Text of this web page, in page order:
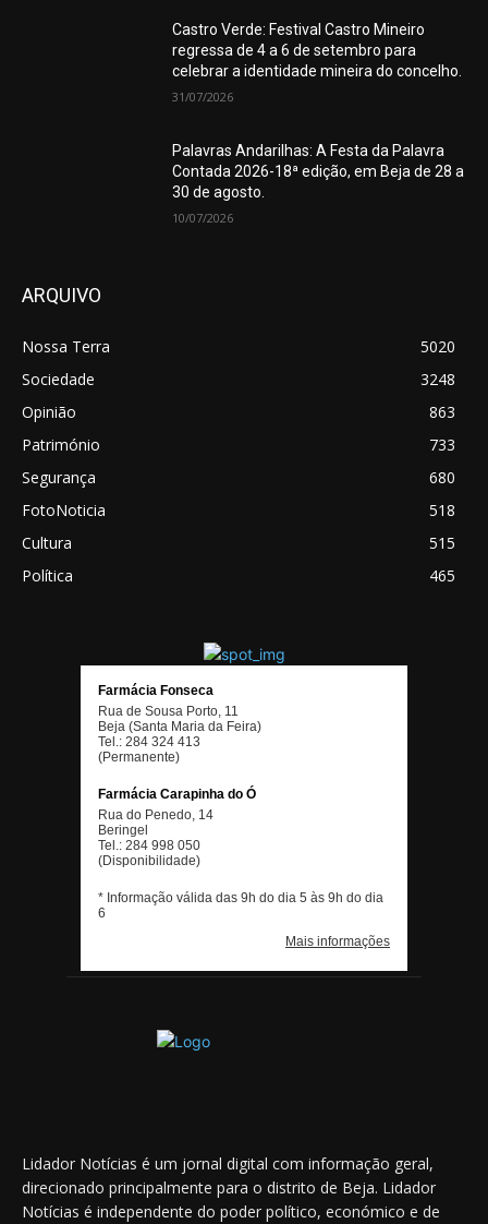
Castro Verde: Festival Castro Mineiro
regressa de 4 a 6 de setembro para
celebrar a identidade mineira do concelho.
31/07/2026
Palavras Andarilhas: A Festa da Palavra
Contada 2026-18ª edição, em Beja de 28 a
30 de agosto.
10/07/2026
ARQUIVO
Nossa Terra
5020
Sociedade
3248
Opinião
863
Património
733
Segurança
680
FotoNoticia
518
Cultura
515
Política
465
Lidador Notícias é um jornal digital com informação geral,
direcionado principalmente para o distrito de Beja. Lidador
Notícias é independente do poder político, económico e de